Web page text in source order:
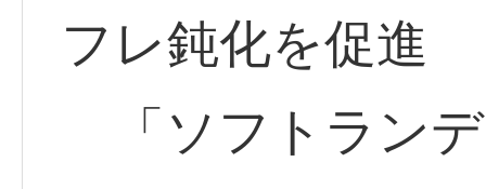
フレ鈍化を促進
「ソフトラン